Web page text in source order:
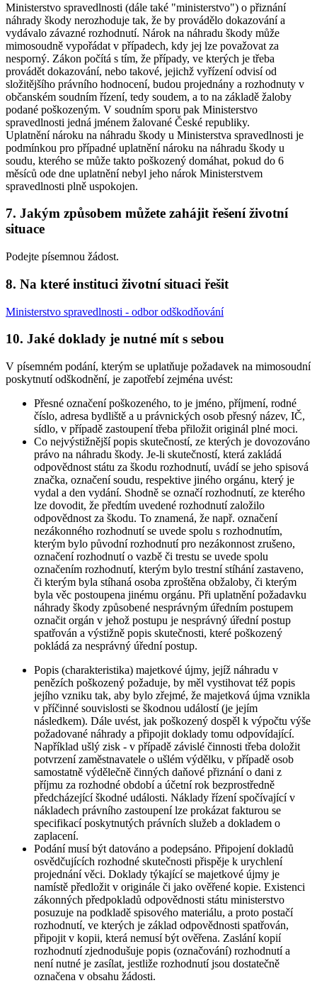
Ministerstvo spravedlnosti (dále také "ministerstvo") o přiznání
náhrady škody nerozhoduje tak, že by provádělo dokazování a
vydávalo závazné rozhodnutí. Nárok na náhradu škody může
mimosoudně vypořádat v případech, kdy jej lze považovat za
nesporný. Zákon počítá s tím, že případy, ve kterých je třeba
provádět dokazování, nebo takové, jejichž vyřízení odvisí od
složitějšího právního hodnocení, budou projednány a rozhodnuty v
občanském soudním řízení, tedy soudem, a to na základě žaloby
podané poškozeným. V soudním sporu pak Ministerstvo
spravedlnosti jedná jménem žalované České republiky.
Uplatnění nároku na náhradu škody u Ministerstva spravedlnosti je
podmínkou pro případné uplatnění nároku na náhradu škody u
soudu, kterého se může takto poškozený domáhat, pokud do 6
měsíců ode dne uplatnění nebyl jeho nárok Ministerstvem
spravedlnosti plně uspokojen.
7. Jakým způsobem můžete zahájit řešení životní
situace
Podejte písemnou žádost.
8. Na které instituci životní situaci řešit
Ministerstvo spravedlnosti - odbor odškodňování
10. Jaké doklady je nutné mít s sebou
V písemném podání, kterým se uplatňuje požadavek na mimosoudní
poskytnutí odškodnění, je zapotřebí zejména uvést:
Přesné označení poškozeného, to je jméno, příjmení, rodné
číslo, adresa bydliště a u právnických osob přesný název, IČ,
sídlo, v případě zastoupení třeba přiložit originál plné moci.
Co nejvýstižnější popis skutečností, ze kterých je dovozováno
právo na náhradu škody. Je-li skutečností, která zakládá
odpovědnost státu za škodu rozhodnutí, uvádí se jeho spisová
značka, označení soudu, respektive jiného orgánu, který je
vydal a den vydání. Shodně se označí rozhodnutí, ze kterého
lze dovodit, že předtím uvedené rozhodnutí založilo
odpovědnost za škodu. To znamená, že např. označení
nezákonného rozhodnutí se uvede spolu s rozhodnutím,
kterým bylo původní rozhodnutí pro nezákonnost zrušeno,
označení rozhodnutí o vazbě či trestu se uvede spolu
označením rozhodnutí, kterým bylo trestní stíhání zastaveno,
či kterým byla stíhaná osoba zproštěna obžaloby, či kterým
byla věc postoupena jinému orgánu. Při uplatnění požadavku
náhrady škody způsobené nesprávným úředním postupem
označit orgán v jehož postupu je nesprávný úřední postup
spatřován a výstižně popis skutečnosti, které poškozený
pokládá za nesprávný úřední postup.
Popis (charakteristika) majetkové újmy, jejíž náhradu v
penězích poškozený požaduje, by měl vystihovat též popis
jejího vzniku tak, aby bylo zřejmé, že majetková újma vznikla
v příčinné souvislosti se škodnou událostí (je jejím
následkem). Dále uvést, jak poškozený dospěl k výpočtu výše
požadované náhrady a připojit doklady tomu odpovídající.
Například ušlý zisk - v případě závislé činnosti třeba doložit
potvrzení zaměstnavatele o ušlém výdělku, v případě osob
samostatně výdělečně činných daňové přiznání o dani z
příjmu za rozhodné období a účetní rok bezprostředně
předcházející škodné události. Náklady řízení spočívající v
nákladech právního zastoupení lze prokázat fakturou se
specifikací poskytnutých právních služeb a dokladem o
zaplacení.
Podání musí být datováno a podepsáno. Připojení dokladů
osvědčujících rozhodné skutečnosti přispěje k urychlení
projednání věci. Doklady týkající se majetkové újmy je
namístě předložit v originále či jako ověřené kopie. Existenci
zákonných předpokladů odpovědnosti státu ministerstvo
posuzuje na podkladě spisového materiálu, a proto postačí
rozhodnutí, ve kterých je základ odpovědnosti spatřován,
připojit v kopii, která nemusí být ověřena. Zaslání kopií
rozhodnutí zjednodušuje popis (označování) rozhodnutí a
není nutné je zasílat, jestliže rozhodnutí jsou dostatečně
označena v obsahu žádosti.